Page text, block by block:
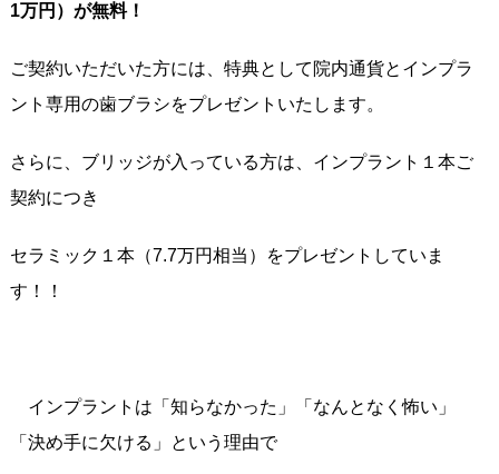
1万円）が無料！
ご契約いただいた方には、特典として院内通貨とインプラ
ント専用の歯ブラシをプレゼントいたします。
さらに、ブリッジが入っている方は、インプラント１本ご
契約につき
セラミック１本（7.7万円相当）をプレゼントしていま
す！！
インプラントは「知らなかった」「なんとなく怖い」
「決め手に欠ける」という理由で